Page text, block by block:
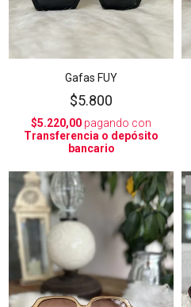
Gafas FUY
$5.800
$5.220,00 pagando con
Transferencia o depósito
bancario